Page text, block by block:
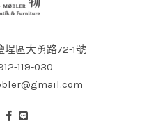
埕區大勇路72-1號
119-030